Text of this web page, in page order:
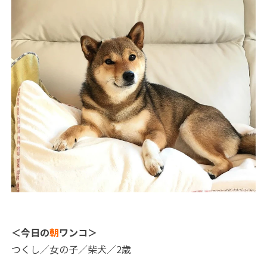
＜今日の朝ワンコ＞
つくし／女の子／柴犬／2歳